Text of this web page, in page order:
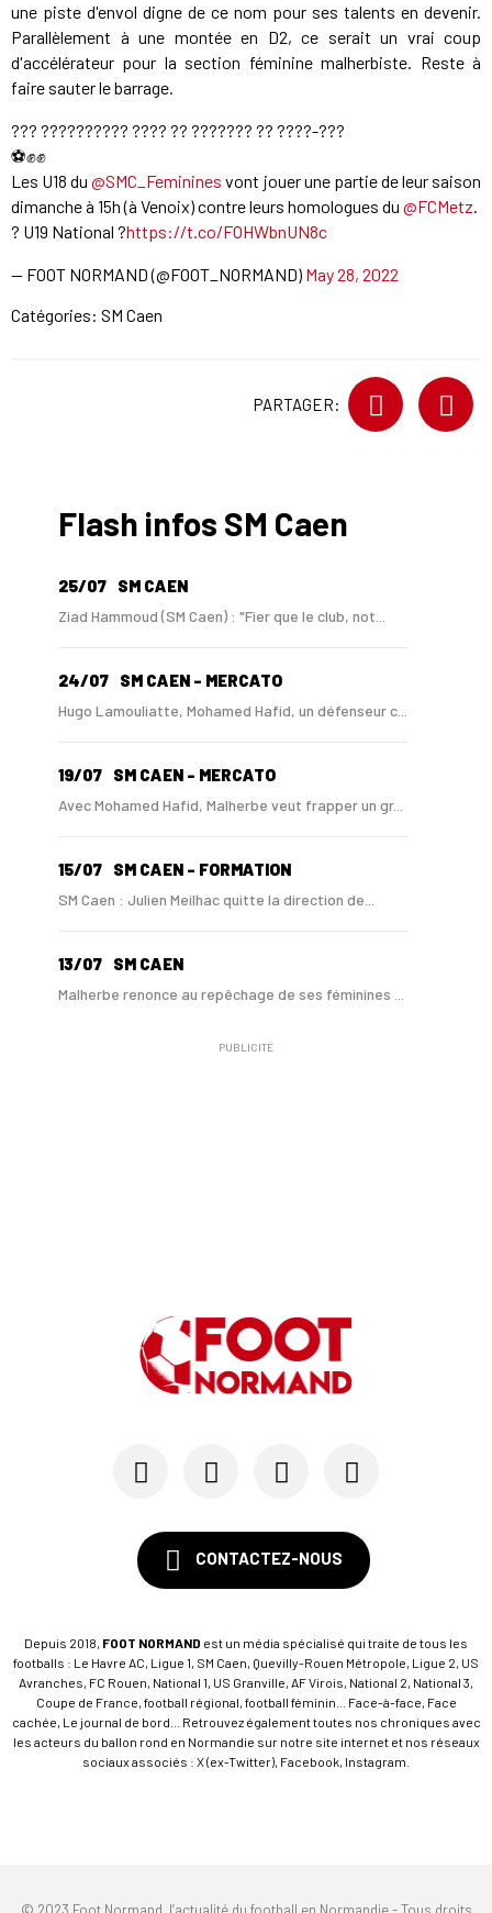
une piste d'envol digne de ce nom pour ses talents en devenir.
Parallèlement à une montée en D2, ce serait un vrai coup
d'accélérateur pour la section féminine malherbiste. Reste à
faire sauter le barrage.
??? ?????????? ???? ?? ??????? ?? ????-???
⚽️✊✊
Les U18 du@SMC_Feminines vont jouer une partie de leur saison
dimanche à 15h (à Venoix) contre leurs homologues du @FCMetz.
? U19 National ?https://t.co/FOHWbnUN8c
— FOOT NORMAND (@FOOT_NORMAND) May 28, 2022
Catégories: SM Caen
PARTAGER:
Flash infos SM Caen
25/07 SM CAEN
Ziad Hammoud (SM Caen) : "Fier que le club, not...
24/07 SM CAEN - MERCATO
Hugo Lamouliatte, Mohamed Hafid, un défenseur c...
19/07 SM CAEN - MERCATO
Avec Mohamed Hafid, Malherbe veut frapper un gr...
15/07 SM CAEN - FORMATION
SM Caen : Julien Meilhac quitte la direction de...
13/07 SM CAEN
Malherbe renonce au repêchage de ses féminines ...
SM CAEN - MERCATO
Le Rouennais Nassim Titebah sur les tablettes d...
Le Stade Malherbe sur le point de sécuriser une...
PUBLICITÉ
CONTACTEZ-NOUS
Depuis 2018, FOOT NORMAND est un média spécialisé qui traite de tous les
footballs : Le Havre AC, Ligue 1, SM Caen, Quevilly-Rouen Métropole, Ligue 2, US
Avranches, FC Rouen, National 1, US Granville, AF Virois, National 2, National 3,
Coupe de France, football régional, football féminin... Face-à-face, Face
cachée, Le journal de bord... Retrouvez également toutes nos chroniques avec
les acteurs du ballon rond en Normandie sur notre site internet et nos réseaux
sociaux associés : X (ex-Twitter), Facebook, Instagram.
© 2023 Foot Normand, l’actualité du football en Normandie - Tous droits